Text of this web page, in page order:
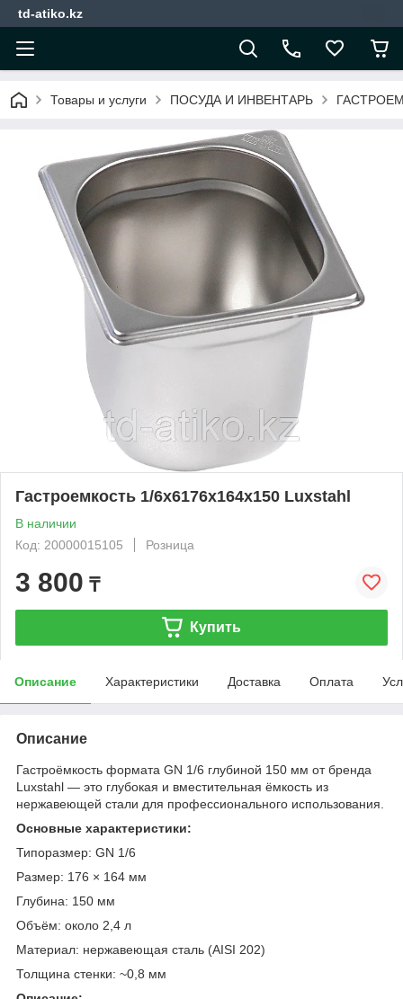
td-atiko.kz
Товары и услуги ПОСУДА И ИНВЕНТАРЬ
Гастроемкость 1/6х6176х164х150 Luxstahl
В наличии
Код: 20000015105
Розница
3 800 ₸
Купить
Описание Характеристики Доставка Оплата
Описание
Гастроёмкость формата GN 1/6 глубиной 150 мм от бренда
Luxstahl — это глубокая и вместительная ёмкость из
нержавеющей стали для профессионального использования.
Основные характеристики:
Типоразмер: GN 1/6
Размер: 176 × 164 мм
Глубина: 150 мм
Объём: около 2,4 л
Материал: нержавеющая сталь (AISI 202)
Толщина стенки: ~0,8 мм